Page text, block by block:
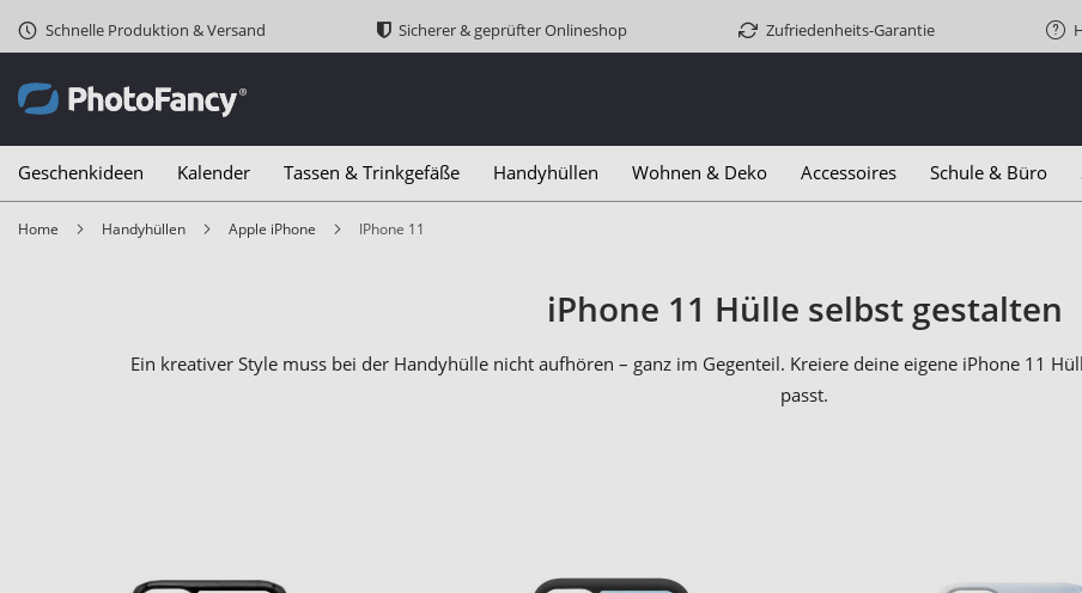
Schnelle Produktion & Versand Sicherer & geprüfter Onlineshop Zufriedenheits-Garantie
Geschenkideen Kalender Tassen & Trinkgefäße Handyhüllen Wohnen & Deko Accessoires Schule & Büro
Home Handyhüllen Apple iPhone iPhone 11
iPhone 11 Hülle selbst gestalten
Ein kreativer Style muss bei der Handyhülle nicht aufhören – ganz im Gegenteil. Kreiere deine eigene iPhone 11
passt.